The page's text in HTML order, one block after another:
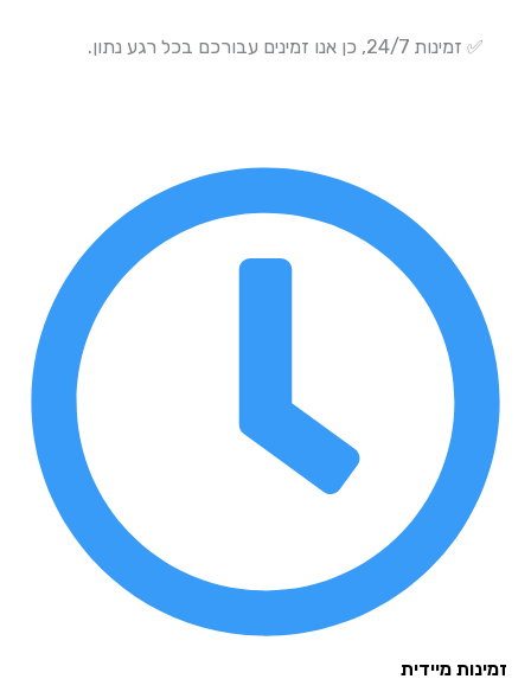
✅ זמינות 24/7, כן אנו זמינים עבורכם בכל רגע נתון.
מיידית